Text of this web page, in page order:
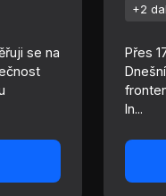
se na
+2
Přes
In...